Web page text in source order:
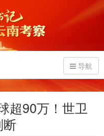
导航
超90万！世卫
断